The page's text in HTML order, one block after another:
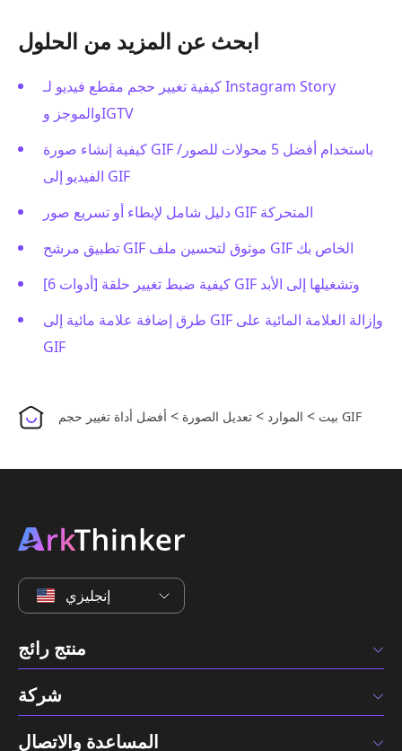
ابحث عن المزيد من الحلول
كيفية تغيير حجم مقطع فيديو لـ Instagram Story
والموجز وIGTV
كيفية إنشاء صورة GIF باستخدام أفضل 5 محولات للصور/
الفيديو إلى GIF
دليل شامل لإبطاء أو تسريع صور GIF المتحركة
تطبيق مرشح GIF موثوق لتحسين ملف GIF الخاص بك
[6 أدوات] كيفية ضبط تغيير حلقة GIF وتشغيلها إلى الأبد
طرق إضافة علامة مائية إلى GIF وإزالة العلامة المائية على
GIF
بيت > الموارد > تعديل الصورة > أفضل أداة تغيير حجم GIF
إنجليزي
منتج رائج
شركة
المساعدة والاتصال